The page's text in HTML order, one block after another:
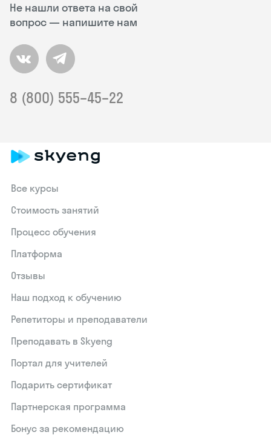
Не нашли ответа на свой
вопрос — напишите нам
8 (800) 555–45–22
Все курсы
Стоимость занятий
Процесс обучения
Платформа
Отзывы
Наш подход к обучению
Репетиторы и преподаватели
Преподавать в Skyeng
Портал для учителей
Подарить сертификат
Партнерская программа
Бонус за рекомендацию